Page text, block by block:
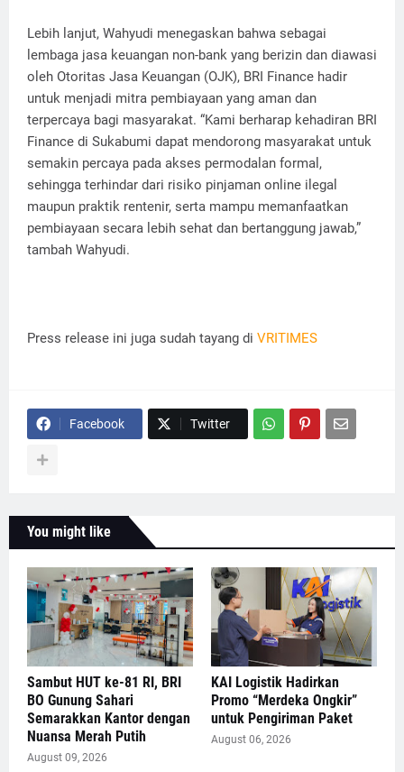
Lebih lanjut, Wahyudi menegaskan bahwa sebagai
lembaga jasa keuangan non-bank yang berizin dan diawasi
oleh Otoritas Jasa Keuangan (OJK), BRI Finance hadir
untuk menjadi mitra pembiayaan yang aman dan
terpercaya bagi masyarakat. “Kami berharap kehadiran BRI
Finance di Sukabumi dapat mendorong masyarakat untuk
semakin percaya pada akses permodalan formal,
sehingga terhindar dari risiko pinjaman online ilegal
maupun praktik rentenir, serta mampu memanfaatkan
pembiayaan secara lebih sehat dan bertanggung jawab,”
tambah Wahyudi.
Press release ini juga sudah tayang di VRITIMES
Facebook Twitter
You might like
Sambut HUT ke-81 RI, BRI
BO Gunung Sahari
Semarakkan Kantor dengan
Nuansa Merah Putih
August 09, 2026
KAI Logistik Hadirkan
Promo “Merdeka Ongkir”
untuk Pengiriman Paket
August 06, 2026